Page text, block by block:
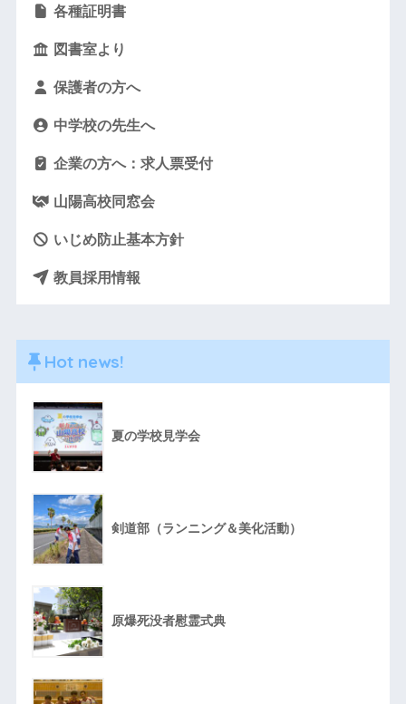
各種証明書
図書室より
保護者の方へ
中学校の先生へ
企業の方へ：求人票受付
山陽高校同窓会
いじめ防止基本方針
教員採用情報
Hot news!
夏の学校見学会
剣道部（ランニング＆美化活動）
原爆死没者慰霊式典